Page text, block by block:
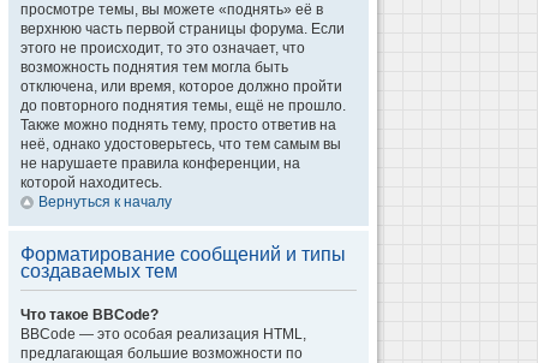
просмотре темы, вы можете «поднять» её в
верхнюю часть первой страницы форума. Если
этого не происходит, то это означает, что
возможность поднятия тем могла быть
отключена, или время, которое должно пройти
до повторного поднятия темы, ещё не прошло.
Также можно поднять тему, просто ответив на
неё, однако удостоверьтесь, что тем самым вы
не нарушаете правила конференции, на
которой находитесь.
Вернуться к началу
Форматирование сообщений и типы
создаваемых тем
Что такое BBCode?
BBCode — это особая реализация HTML,
предлагающая большие возможности по